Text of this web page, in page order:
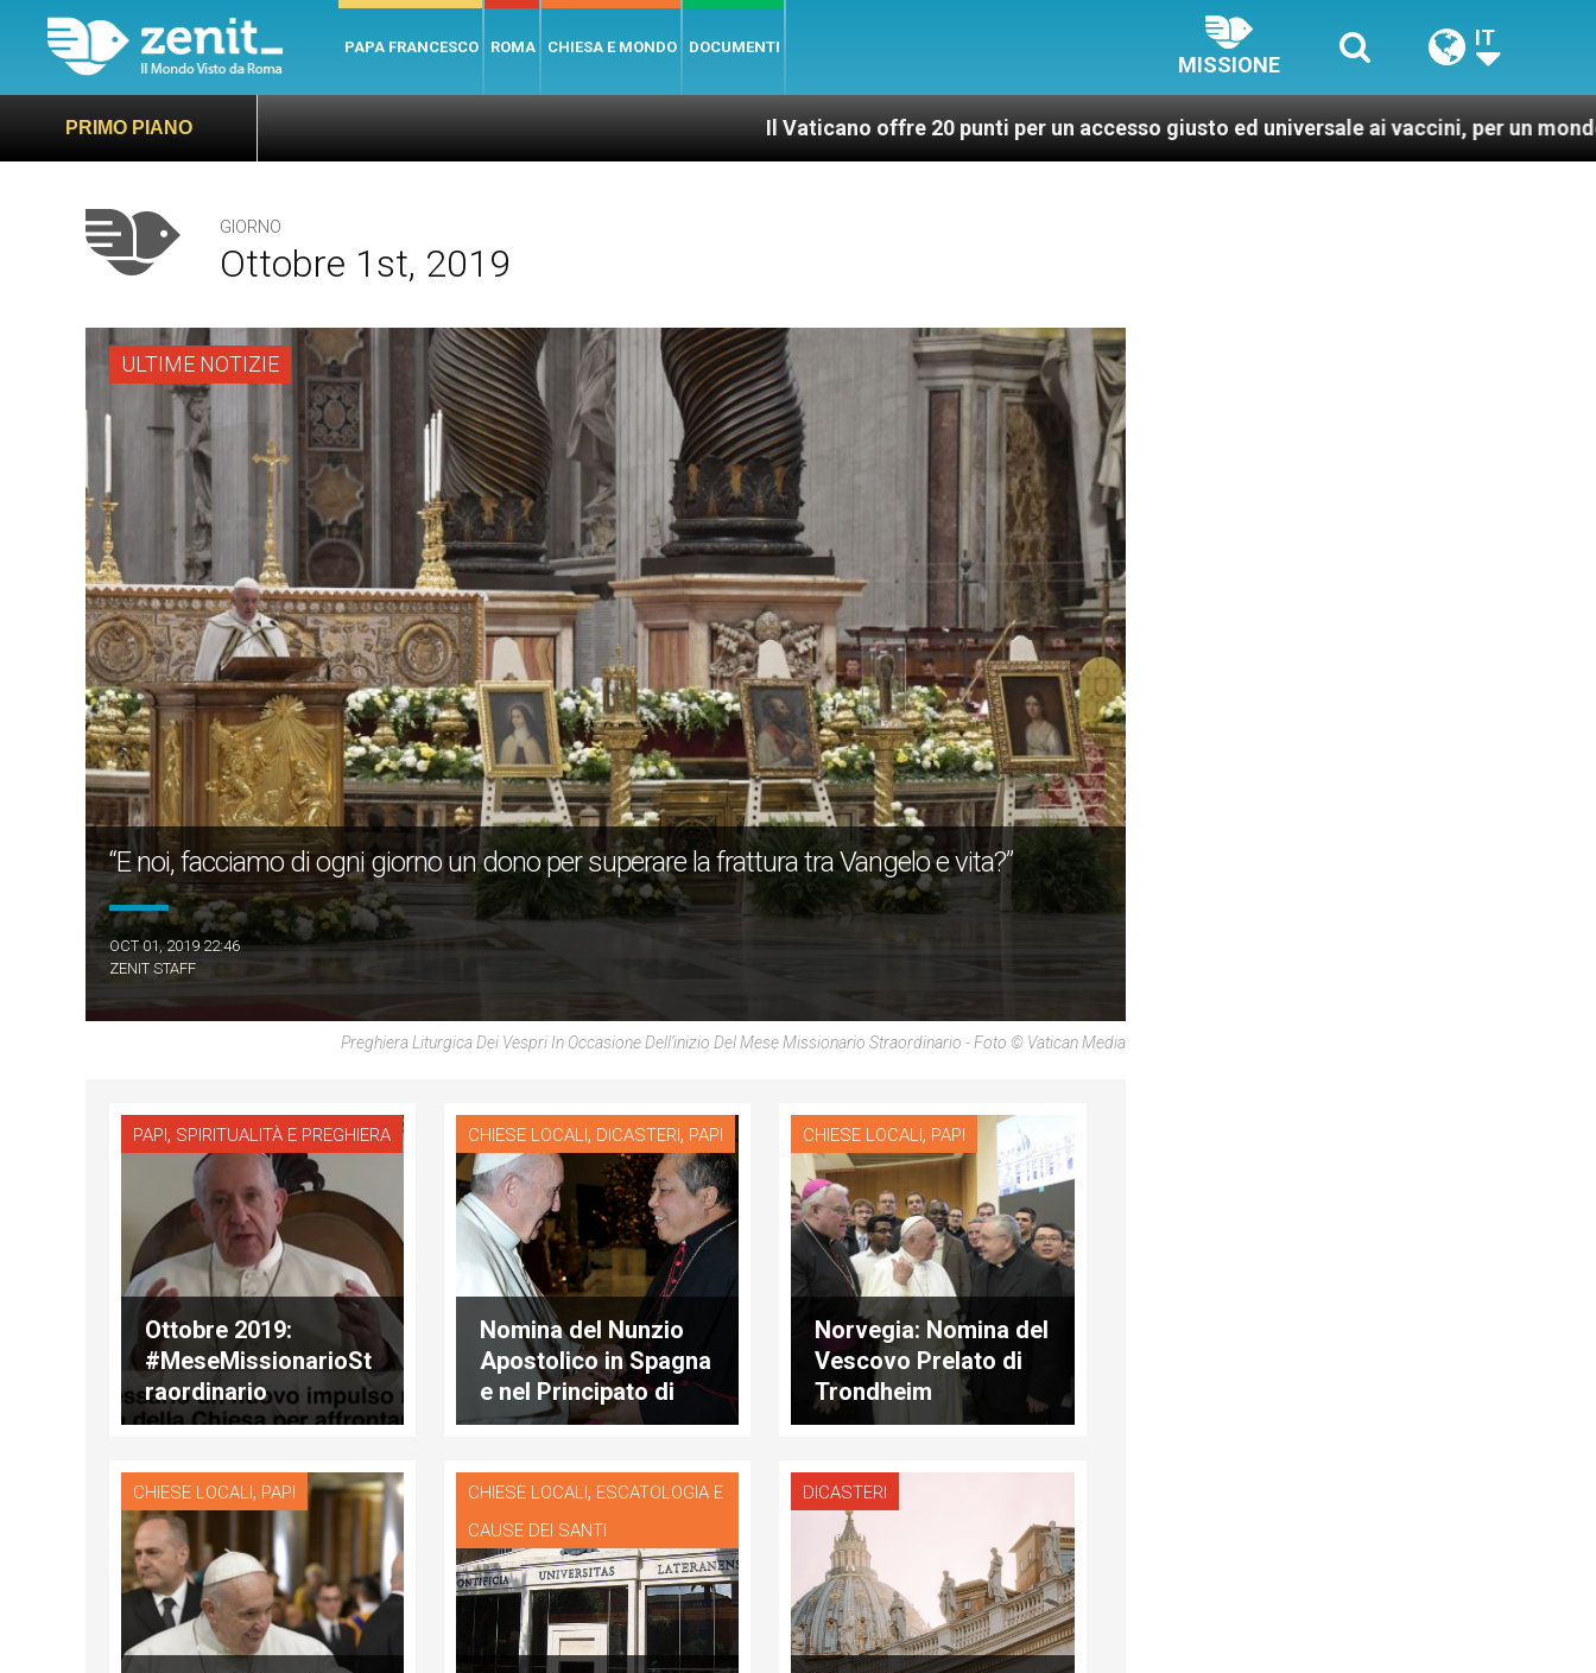
PAPA FRANCESCO ROMA CHIESA E MONDO DOCUMENTI
MISSIONE
IT
PRIMO PIANO Il Vaticano offre 20 punti per un accesso giusto ed universale ai vaccini, per un mondo più sano e giusto
GIORNO
Ottobre 1st, 2019
ULTIME NOTIZIE
“E noi, facciamo di ogni giorno un dono per superare la frattura tra Vangelo e vita?”
OCT 01, 2019 22:46
ZENIT STAFF
Preghiera Liturgica Dei Vespri In Occasione Dell’inizio Del Mese Missionario Straordinario - Foto © Vatican Media
PAPI, SPIRITUALITÀ E PREGHIERA
Ottobre 2019:
#MeseMissionarioSt
raordinario
CHIESE LOCALI, DICASTERI, PAPI
Nomina del Nunzio
Apostolico in Spagna
e nel Principato di
Andorra
CHIESE LOCALI, PAPI
Norvegia: Nomina del
Vescovo Prelato di
Trondheim
CHIESE LOCALI, PAPI CHIESE LOCALI, ESCATOLOGIA E
CAUSE DEI SANTI
DICASTERI